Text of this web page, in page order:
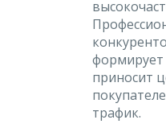
формирует
приносит
трафик.